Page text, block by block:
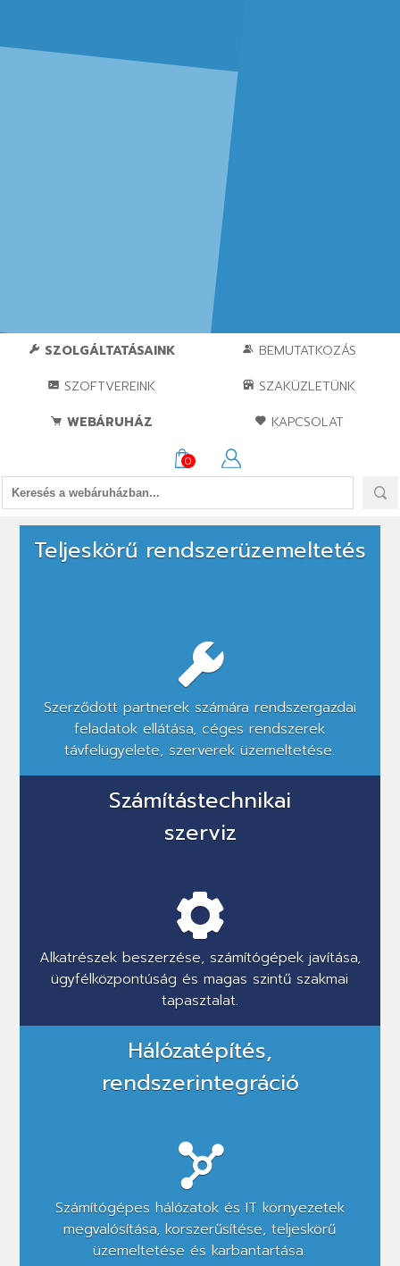
SZOLGÁLTATÁSAINK
BEMUTATKOZÁS
SZOFTVEREINK
SZAKÜZLETÜNK
WEBÁRUHÁZ
KAPCSOLAT
0
Hálózati
kiépítés,
szoftverfejlesztés,
szoftver
Teljeskörű rendszerüzemeltetés
Szerződött partnerek számára rendszergazdai
feladatok ellátása, céges rendszerek
távfelügyelete, szerverek üzemeltetése.
Számítástechnikai
szerviz
Alkatrészek beszerzése, számítógépek javítása,
ügyfélközpontúság és magas szintű szakmai
tapasztalat.
Hálózatépítés,
rendszerintegráció
Számítógépes hálózatok és IT környezetek
megvalósítása, korszerűsítése, teljeskörű
üzemeltetése és karbantartása.